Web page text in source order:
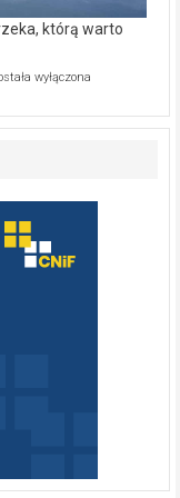
którą warto
wyłączona